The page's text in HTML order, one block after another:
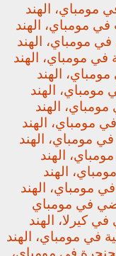
مومباي، الهند
مومباي، الهند
مومباي، الهند
مومباي، الهند
الهند
مومباي، الهند
الهند
مومباي، الهند
مومباي، الهند
الهند
الهند
مومباي، الهند
في مومباي
كيرلا، الهند
في مومباي، الهند